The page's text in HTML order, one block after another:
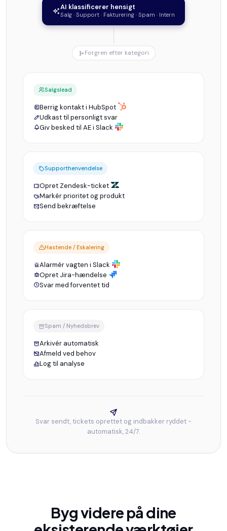
AI klassificerer hensigt
Salg · Support · Fakturering · Spam · Intern
Forgren efter kategori
Salgslead
Berrig kontakt i HubSpot
Udkast til personligt svar
Giv besked til AE i Slack
Supporthenvendelse
Opret Zendesk-ticket
Markér prioritet og produkt
Send bekræftelse
Hastende / Eskalering
Alarmér vagten i Slack
Opret Jira-hændelse
Svar med forventet tid
Spam / Nyhedsbrev
Arkivér automatisk
Afmeld ved behov
Log til analyse
Svar sendt, tickets oprettet og indbakker ryddet -
automatisk, 24/7.
Byg videre på dine